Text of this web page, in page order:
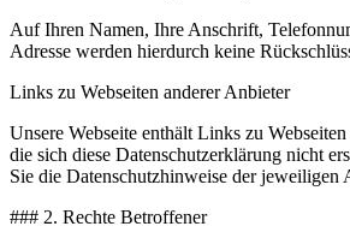
Auf Ihren Namen, Ihre Anschrift,
Adresse werden hierdurch keine
Links zu Webseiten anderer Anbieter
Unsere Webseite enthält Links zu
die sich diese Datenschutzerklärung nicht
Sie die Datenschutzhinweise der jeweiligen
### 2. Rechte Betroffener